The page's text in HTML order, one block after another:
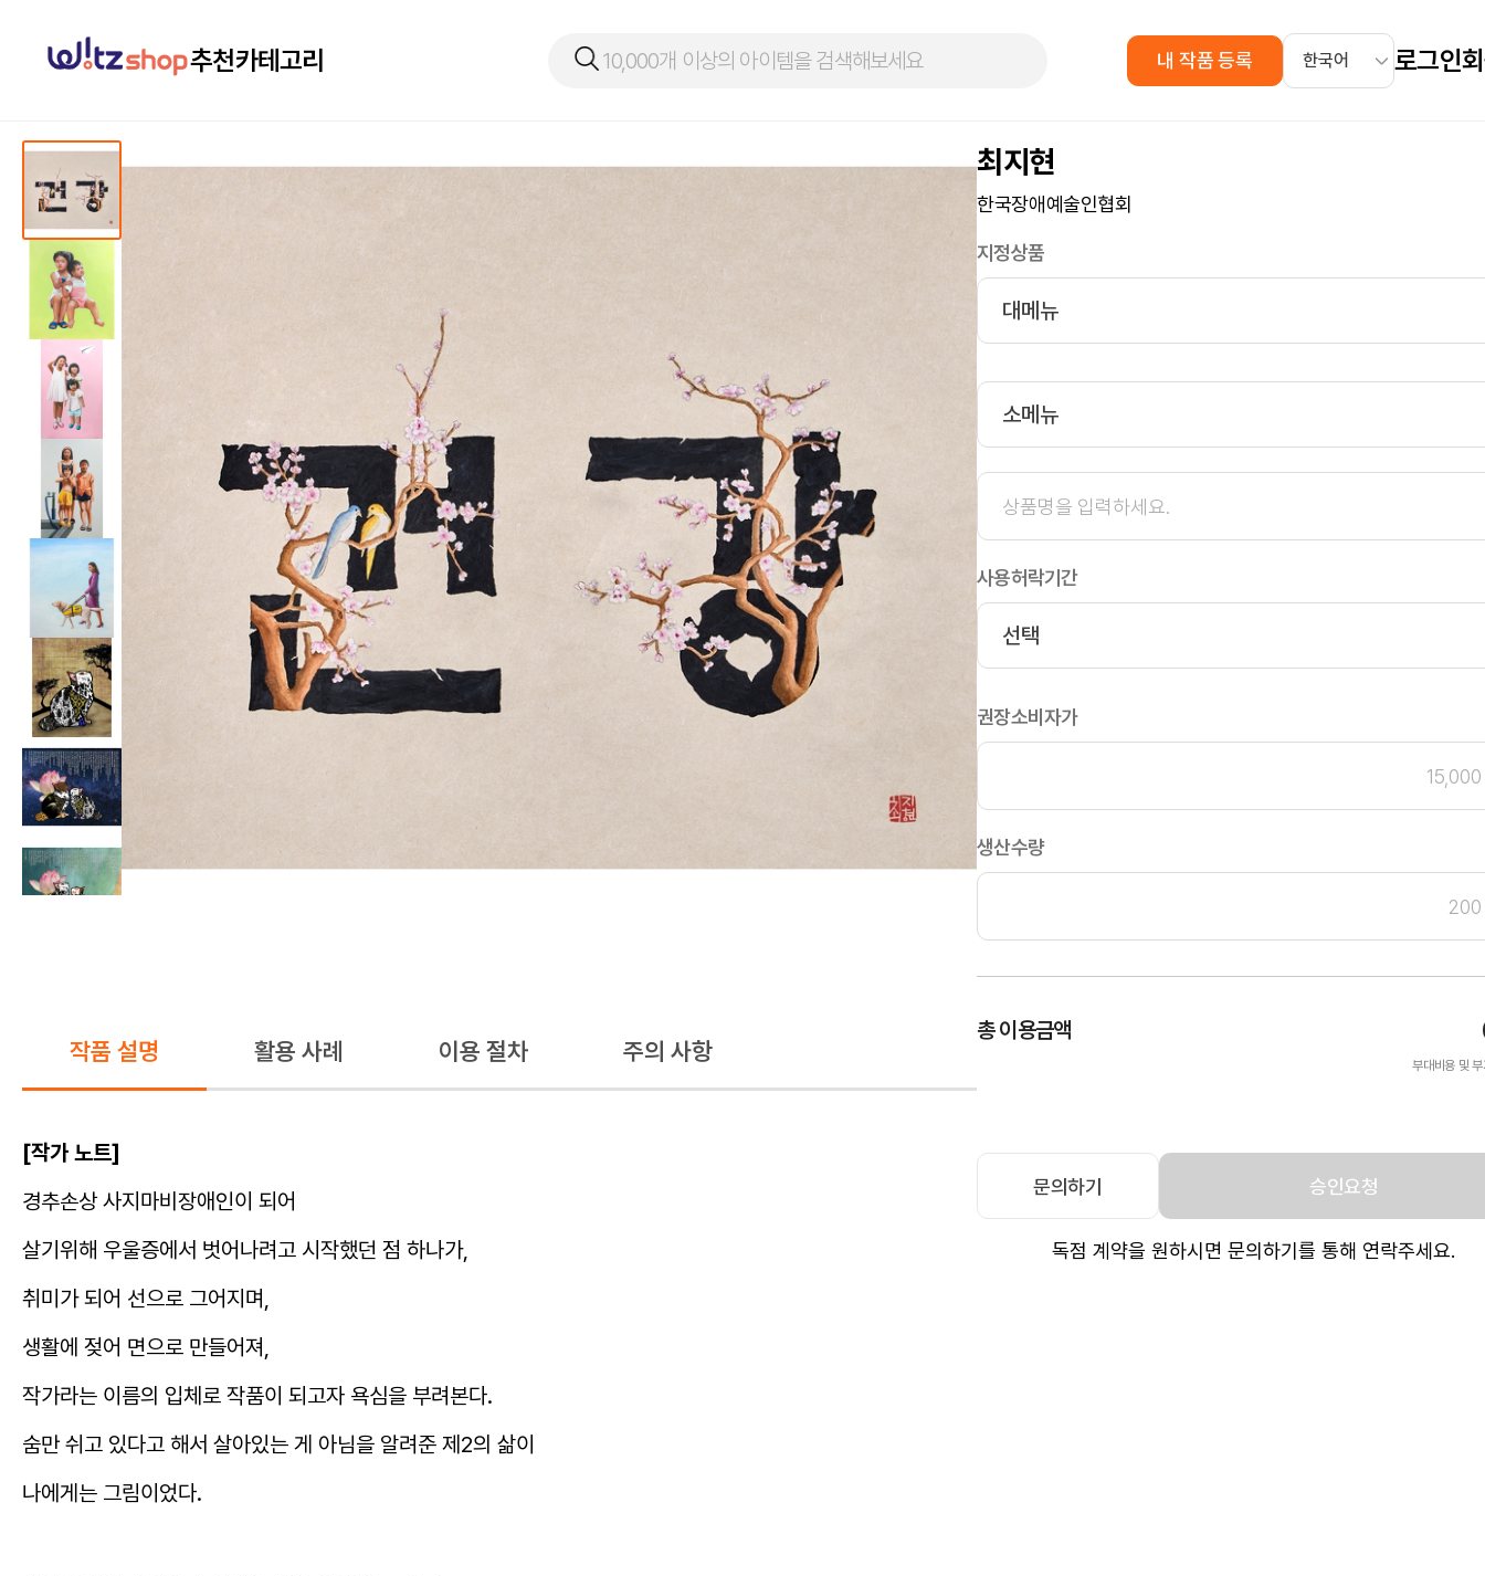
추천카테고리 내 작품 등록 로그인
작품 설명 활용 사례 이용 절차 주의 사항
[작가 노트]
경추손상 사지마비장애인이 되어
살기위해 우울증에서 벗어나려고 시작했던 점 하나가,
취미가 되어 선으로 그어지며,
생활에 젖어 면으로 만들어져,
작가라는 이름의 입체로 작품이 되고자 욕심을 부려본다.
숨만 쉬고 있다고 해서 살아있는 게 아님을 알려준 제2의 삶이
나에게는 그림이었다.
최지현
한국장애예술인협회
지정상품
사용허락기간
권장소비자가
생산수량
총 이용금액
부대비용 및
문의하기 승인요청
독점 계약을 원하시면 문의하기를 통해 연락주세요.